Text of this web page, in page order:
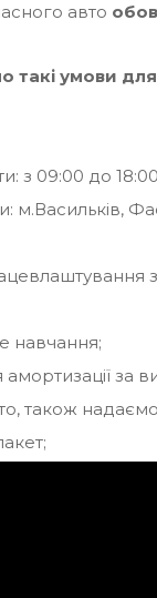
авто
такі умови
з 09:00 до
м.Васильків,
навчання;
за
також